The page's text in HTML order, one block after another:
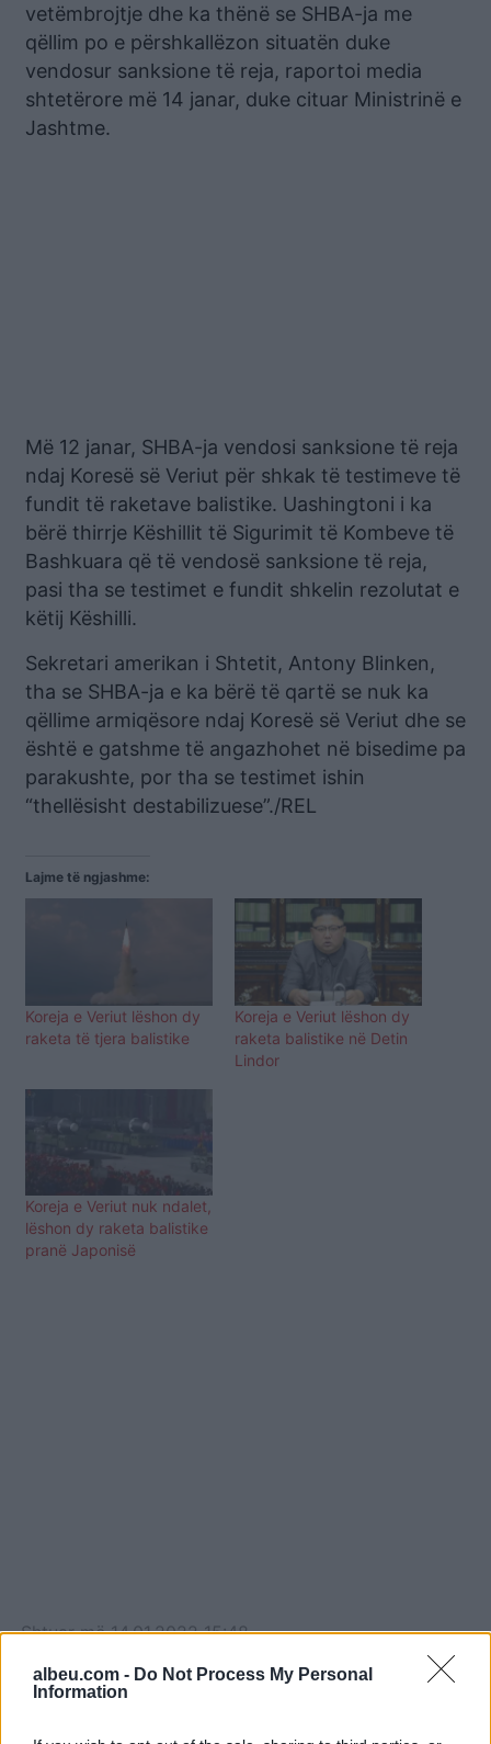
albeu.com - Do Not Process My Personal
Information
vetëmbrojtje dhe ka thënë se SHBA-ja me
qëllim po e përshkallëzon situatën duke
vendosur sanksione të reja, raportoi media
shtetërore më 14 janar, duke cituar Ministrinë e
Jashtme.
Më 12 janar, SHBA-ja vendosi sanksione të reja
ndaj Koresë së Veriut për shkak të testimeve të
fundit të raketave balistike. Uashingtoni i ka
bërë thirrje Këshillit të Sigurimit të Kombeve të
Bashkuara që të vendosë sanksione të reja,
pasi tha se testimet e fundit shkelin rezolutat e
këtij Këshilli.
Sekretari amerikan i Shtetit, Antony Blinken,
tha se SHBA-ja e ka bërë të qartë se nuk ka
qëllime armiqësore ndaj Koresë së Veriut dhe se
është e gatshme të angazhohet në bisedime pa
parakushte, por tha se testimet ishin
“thellësisht destabilizuese”./REL
Lajme të ngjashme:
Koreja e Veriut lëshon dy
raketa të tjera balistike
Koreja e Veriut lëshon dy
raketa balistike në Detin
Lindor
Koreja e Veriut nuk ndalet,
lëshon dy raketa balistike
pranë Japonisë
Shtuarmë14.01.2022 15:48
Tags:
armet berthamore , Kim Jong
koreja e
veriut
, raketat balistike